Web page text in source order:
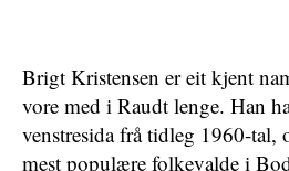
Brigt Kristensen er eit kjent
vore med i Raudt lenge. Han
venstresida frå tidleg 1960-tal,
mest populære folkevalde i